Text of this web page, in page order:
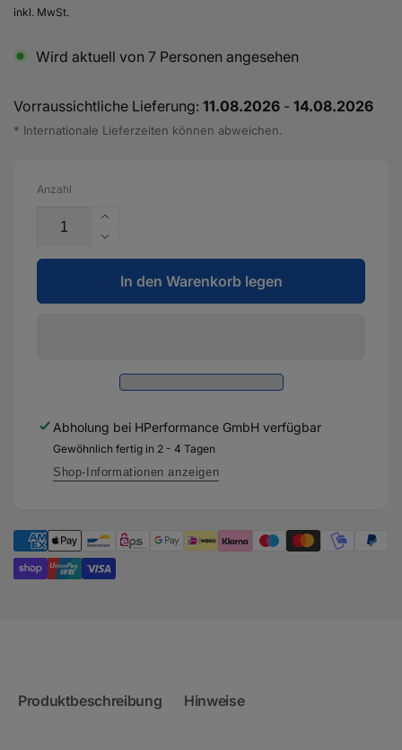
Preis
inkl. MwSt.
Wird aktuell von 7 Personen angesehen
Vorraussichtliche Lieferung: 11.08.2026 - 14.08.2026
* Internationale Lieferzeiten können abweichen.
Anzahl
Erhöhe
die
Menge
für
Haldexöl
Haldex-
Öl
Verringere
die
Menge
für
Warner
Kupplung
Öl
In den Warenkorb legen
Abholung bei HPerformance GmbH verfügbar
Gewöhnlich fertig in 2 - 4 Tagen
Shop-Informationen anzeigen
Produktbeschreibung Hinweise